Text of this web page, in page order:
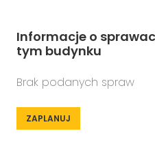
Informacje o
tym budynku
Brak podanych spraw
ZAPLANUJ